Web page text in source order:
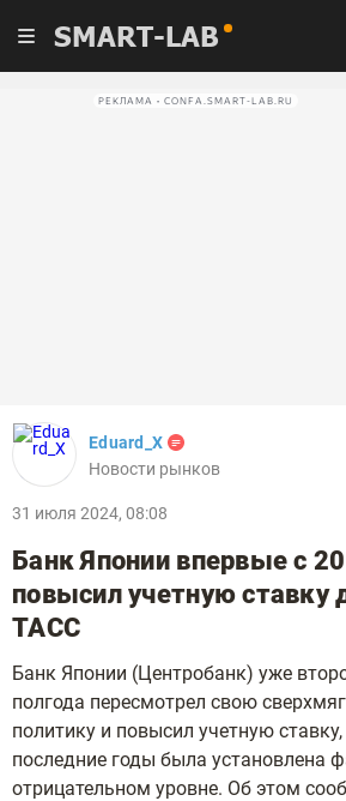
SMART-LAB
РЕКЛАМА • CONFA.SMART-LAB.RU
Eduard_X
Новости рынков
31 июля 2024, 08:08
Банк Японии впервые с
повысил учетную ставку
ТАСС
Банк Японии (Центробанк) уже
полгода пересмотрел свою
политику и повысил учетную
последние годы была установлена
отрицательном уровне. Об этом